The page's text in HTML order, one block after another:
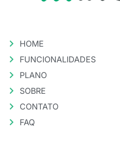
HOME
FUNCIONALIDADES
PLANO
SOBRE
CONTATO
FAQ